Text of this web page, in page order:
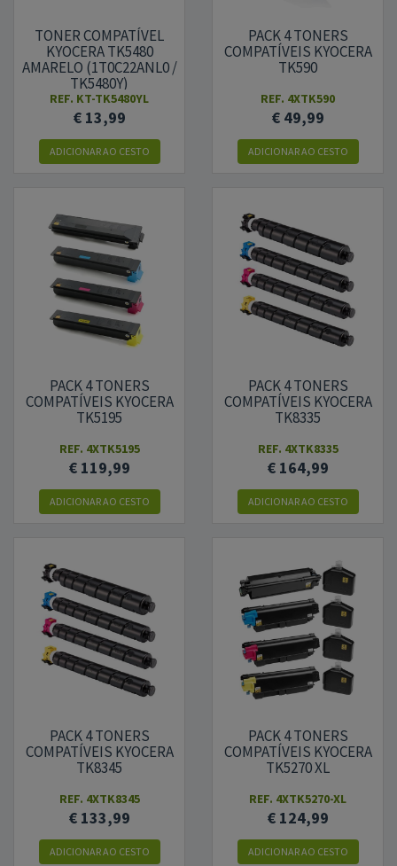
TONER COMPATÍVEL
KYOCERA TK5480
AMARELO (1T0C22ANL0 /
TK5480Y)
REF. KT-TK5480YL
€ 13,99
ADICIONAR AO CESTO
PACK 4 TONERS
COMPATÍVEIS KYOCERA
TK590
REF. 4XTK590
€ 49,99
ADICIONAR AO CESTO
PACK 4 TONERS
COMPATÍVEIS KYOCERA
TK5195
REF. 4XTK5195
€ 119,99
ADICIONAR AO CESTO
PACK 4 TONERS
COMPATÍVEIS KYOCERA
TK8335
REF. 4XTK8335
€ 164,99
ADICIONAR AO CESTO
PACK 4 TONERS
COMPATÍVEIS KYOCERA
TK8345
REF. 4XTK8345
€ 133,99
ADICIONAR AO CESTO
PACK 4 TONERS
COMPATÍVEIS KYOCERA
TK5270 XL
REF. 4XTK5270-XL
€ 124,99
ADICIONAR AO CESTO